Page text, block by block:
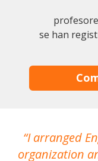
se han
I arranged
organization